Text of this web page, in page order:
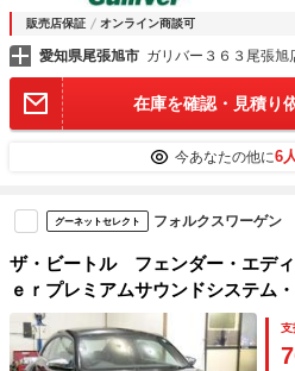
販売店保証 オンライン商談可
愛知県尾張旭市 ガリバー３６３尾張旭
在庫を確認・見積り
今あなたの他に6
グーネットセレクト フォルクスワーゲン
ザ・ビートル フェンダー・エデ
ｅｒプレミアムサウンドシステム
チアルミホイール・６００台限定車
支